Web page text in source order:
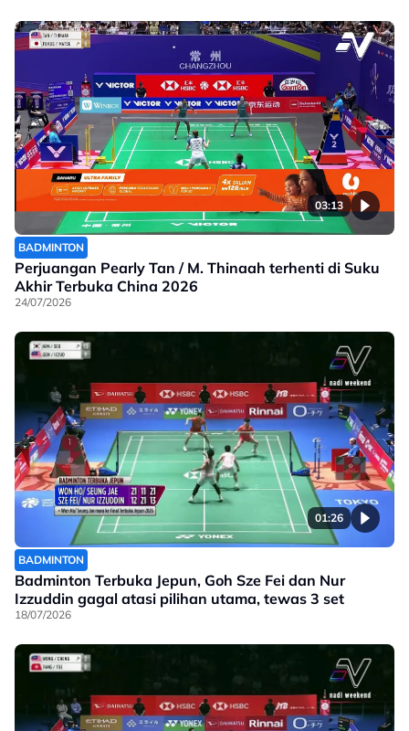
03:13
BADMINTON
Perjuangan Pearly Tan / M. Thinaah terhenti di Suku
Akhir Terbuka China 2026
24/07/2026
01:26
BADMINTON
Badminton Terbuka Jepun, Goh Sze Fei dan Nur
Izzuddin gagal atasi pilihan utama, tewas 3 set
18/07/2026